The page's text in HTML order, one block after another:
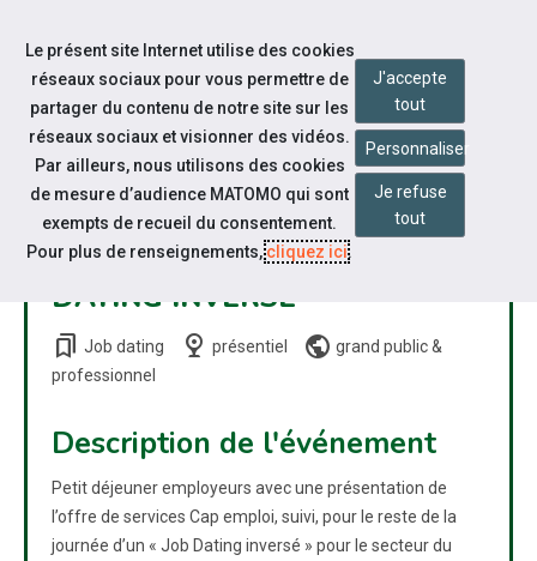
Aller au contenu
JOB
DATING INVERSÉ
bookmarks Job dating nest_cam_indoor présentiel public grand public&
professionnel
Description de l'événement
Petit déjeuner employeurs avec une présentation de
l’offre de services Cap emploi, suivi, pour le reste de la
journée d’un « Job Dating inversé » pour le secteur du
Le présent site Internet utilise des cookies
réseaux sociaux pour vous permettre de
partager du contenu de notre site sur les
réseaux sociaux et visionner des vidéos.
Par ailleurs, nous utilisons des cookies
de mesure d’audience MATOMO qui sont
exempts de recueil du consentement.
Pour plus de renseignements,cliquez ici.
J'accepte
tout
Personnaliser
Je refuse
tout